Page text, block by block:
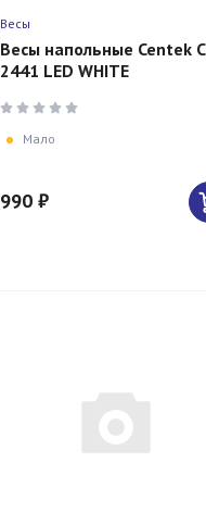
Весы
Весы напольные Centek
2441 LED WHITE
фунт, LCD 72x25, размер
30х30см
Мало
990 ₽